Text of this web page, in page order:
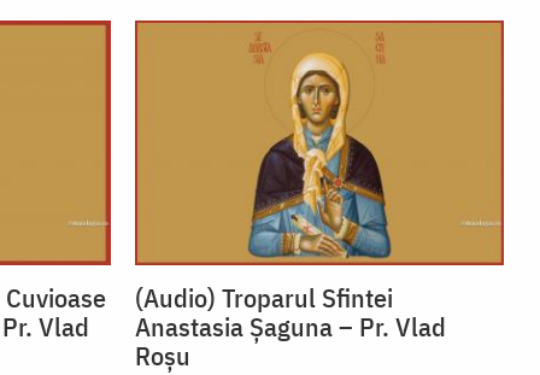
Vlad
(Audio) Troparul Sfintei
Anastasia Șaguna – Pr. Vlad
Roșu